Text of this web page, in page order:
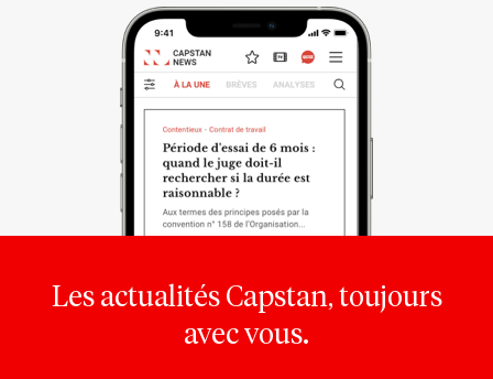
Les actualités Capstan, toujours
avec vous.